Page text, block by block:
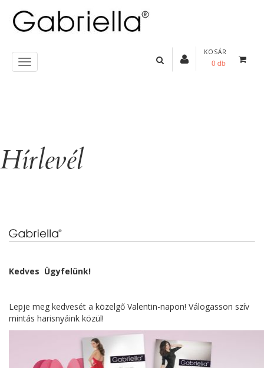
KOSÁR
0 db
Hírlevél
Kedves Ügyfelünk!
Lepje meg kedvesét a közelgő Valentin-napon! Válogasson szív
mintás harisnyáink közül!